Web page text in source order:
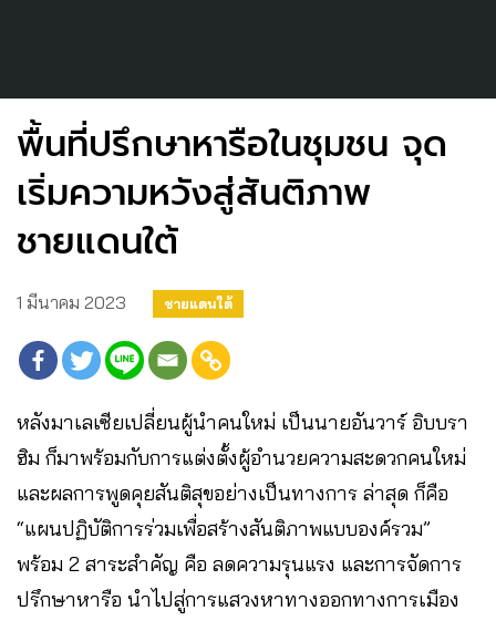
พื้นที่ปรึกษาหารือในชุมชน จุด
เริ่มความหวังสู่สันติภาพ
ชายแดนใต้
1 มีนาคม 2023 ชายแดนใต้
หลังมาเลเซียเปลี่ยนผู้นำคนใหม่ เป็นนายอันวาร์ อิบบรา
ฮิม ก็มาพร้อมกับการแต่งตั้งผู้อำนวยความสะดวกคนใหม่
และผลการพูดคุยสันติสุขอย่างเป็นทางการ ล่าสุด ก็คือ
“แผนปฏิบัติการร่วมเพื่อสร้างสันติภาพแบบองค์รวม”
พร้อม 2 สาระสำคัญ คือ ลดความรุนแรง และการจัดการ
ปรึกษาหารือ นำไปสู่การแสวงหาทางออกทางการเมือง